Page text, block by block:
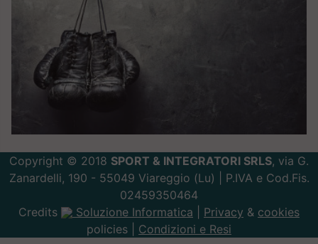
Copyright © 2018 SPORT & INTEGRATORI SRLS, via G.
Zanardelli, 190 - 55049 Viareggio (Lu) | P.IVA e Cod.Fis.
02459350464
Credits
Soluzione Informatica Privacy & cookies
policies | Condizioni e Resi